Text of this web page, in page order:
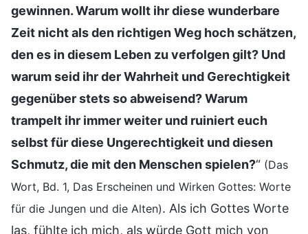
gewinnen. Warum wollt ihr diese wunderbare
Zeit nicht als den richtigen Weg hoch schätzen,
den es in diesem Leben zu verfolgen gilt? Und
warum seid ihr der Wahrheit und Gerechtigkeit
gegenüber stets so abweisend? Warum
trampelt ihr immer weiter und ruiniert euch
selbst für diese Ungerechtigkeit und diesen
Schmutz, die mit den Menschen spielen?“ (Das
Wort, Bd. 1, Das Erscheinen und Wirken Gottes: Worte
für die Jungen und die Alten). Als ich Gottes Worte
las, fühlte ich mich, als würde Gott mich von